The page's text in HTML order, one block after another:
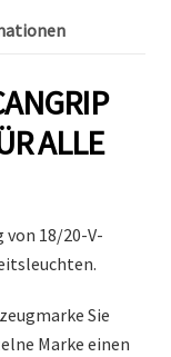
ALLE
von 18/20-V-
Sie
Marke einen